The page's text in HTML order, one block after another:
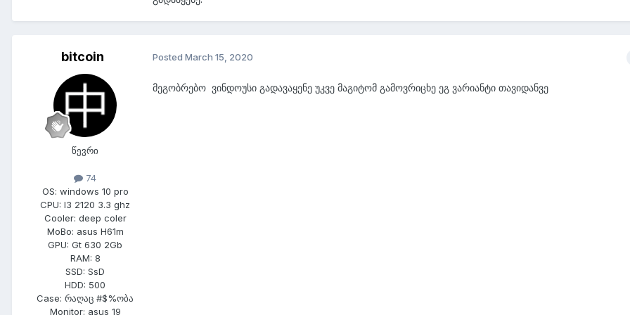
bitcoin
წევრი
74
OS: windows 10 pro
CPU: I3 2120 3.3 ghz
Cooler: deep coler
MoBo: asus H61m
GPU: Gt 630 2Gb
RAM: 8
SSD: SsD
HDD: 500
Case: რაღაც #$%ობა
Monitor: asus 19
Posted March 15, 2020
მეგობრებო ვინდოუსი გადავაყენე უკვე მაგიტომ გამოვრიცხე ეგ ვარიანტი თავიდანვე